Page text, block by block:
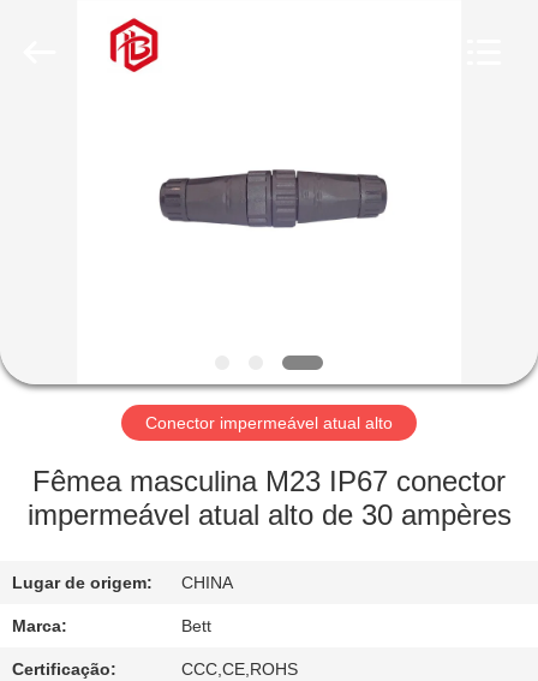
PRODUTOS
EXCURSÃO
FÁBRICA
DA
QUALIDADE
Conector impermeável atual alto
Fêmea masculina M23 IP67 conector
impermeável atual alto de 30 ampères
Lugar de origem: CHINA
Marca: Bett
Certificação: CCC,CE,ROHS